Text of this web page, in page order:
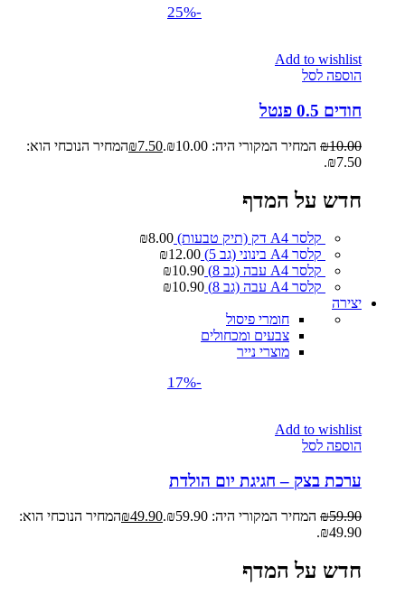
-25%
Add to wishlist
הוספה לסל
חודים 0.5 פנטל
₪10.00 המחיר המקורי היה: ₪10.00. ₪7.50
המחיר הנוכחי הוא:
₪7.50.
חדש על המדף
קלסר A4 דק (תיק טבעות) ₪8.00
קלסר A4 בינוני (גב 5)
₪12.00
קלסר A4 עבה (גב 8)
₪10.90
קלסר A4 עבה (גב 8)
₪10.90
יצירה
חומרי פיסול
צבעים ומכחולים
מוצרי נייר
-17%
Add to wishlist
הוספה לסל
ערכת בצק – חגיגת יום הולדת
₪59.90 המחיר המקורי היה: ₪59.90. ₪49.90
המחיר הנוכחי הוא:
₪49.90.
חדש על המדף